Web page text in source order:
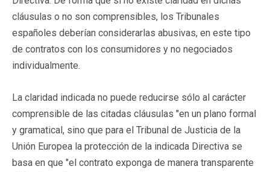
cláusulas o no son comprensibles, los Tribunales
españoles deberían considerarlas abusivas, en este tipo
de contratos con los consumidores y no negociados
individualmente.
La claridad indicada no puede reducirse sólo al carácter
comprensible de las citadas cláusulas "en un plano formal
y gramatical, sino que para el Tribunal de Justicia de la
Unión Europea la protección de la indicada Directiva se
basa en que "el contrato exponga de manera transparente